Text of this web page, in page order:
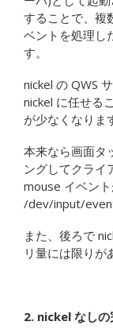
することで、複
ベントを処理し
す。
nickel の QWS
nickel に任せる
が少なくなりま
本来なら画面タ
ングしてクライ
mouse イベン
/dev/input/
また、後ろで
リ量には限りが
2. nickel なしの